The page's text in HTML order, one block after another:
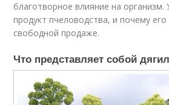
благотворное влияние на организм.
продукт пчеловодства, и почему
свободной продаже.
Что представляет собой